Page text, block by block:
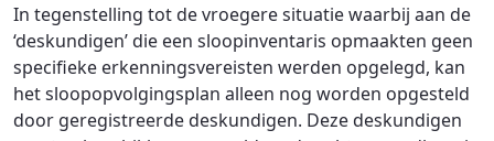
In tegenstelling tot de vroegere situatie waarbij aan de
‘deskundigen’ die een sloopinventaris opmaakten geen
specifieke erkenningsvereisten werden opgelegd, kan
het sloopopvolgingsplan alleen nog worden opgesteld
door geregistreerde deskundigen. Deze deskundigen